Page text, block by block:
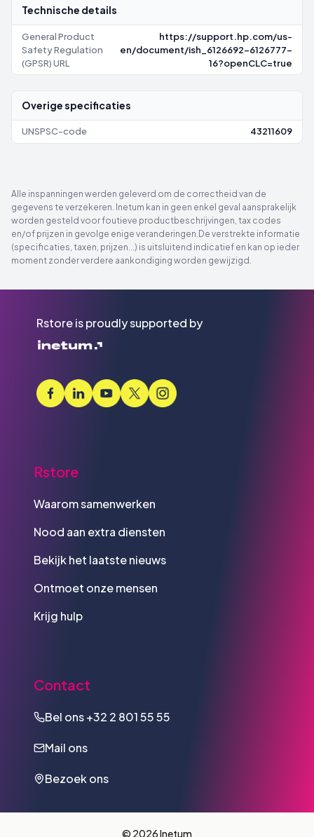
Technische details
General Product
Safety Regulation
(GPSR) URL
https://support.hp.com/us-
en/document/ish_6126692-6126777-
16?openCLC=true
Overige specificaties
UNSPSC-code 43211609
Alle inspanningen werden geleverd om de correctheid van de
gegevens te verzekeren. Inetum kan in geen enkel geval aansprakelijk
worden gesteld voor foutieve productbeschrijvingen, tax codes
en/of prijzen in gevolge enige veranderingen.De verstrekte informatie
(specificaties, taxen, prijzen...) is uitsluitend indicatief en kan op ieder
moment zonder verdere aankondiging worden gewijzigd.
Rstore is proudly supported by
Rstore
Waarom samenwerken
Nood aan extra diensten
Bekijk het laatste nieuws
Ontmoet onze mensen
Krijg hulp
Contact
Bel ons+32 2 801 55 55
Mail ons
Bezoek ons
© 2026 Inetum